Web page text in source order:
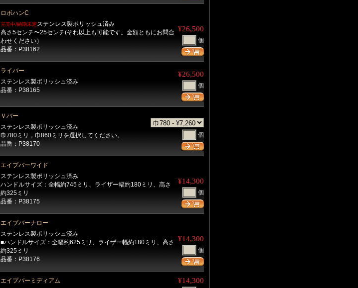
ロボハンC
完売中/納期未定ステンレス製ポリッシュ済み
高さ5センチ〜25センチ(それ以上も可能です。金額ともにお問合
わせください）
品番：P38162
¥26,500
個
ライバー
ステンレス製ポリッシュ済み
品番：P38165
¥26,500
個
Ｖバー
ステンレス製ポリッシュ済み
巾780ミリ，巾860ミリを選択してください。
品番：P38170
個
エイプバーワイド
ステンレス製ポリッシュ済み
ハンドルサイズ：全幅約745ミリ、ライザー幅約180ミリ、高さ
約325ミリ
品番：P38175
¥14,300
個
エイプバーナロー
ステンレス製ポリッシュ済み
■ハンドルサイズ：全幅約625ミリ、ライザー幅約180ミリ、高さ
約325ミリ
品番：P38176
¥14,300
個
エイプバーミディアム ¥14,300